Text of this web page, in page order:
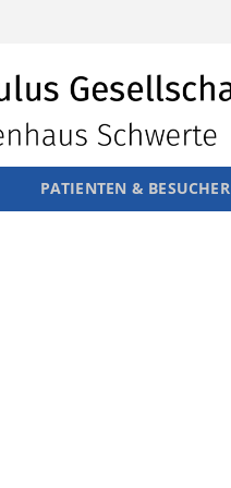
PATIENTEN & BESUCHER